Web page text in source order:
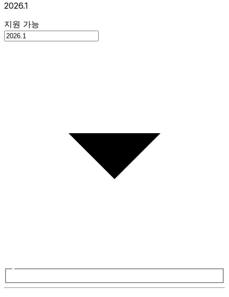
2026.1
지원 가능